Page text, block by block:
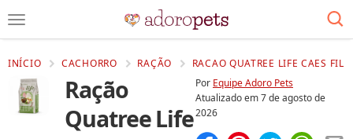
INÍCIO CACHORRO RAÇÃO RACAO QUATREE LIFE CAES
Ração
Quatree Life
Por Equipe Adoro Pets
Atualizado em7 de agosto de
2026